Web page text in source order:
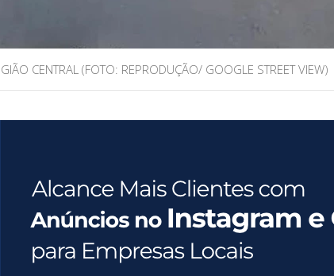
CENTRAL (FOTO: REPRODUÇÃO/ GOOGLE STREET VIEW)